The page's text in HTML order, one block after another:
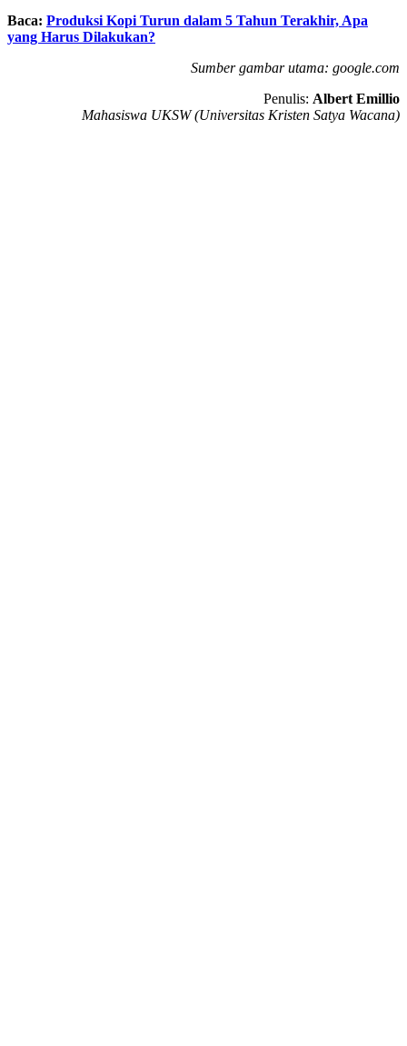
Baca: Produksi Kopi Turun dalam 5 Tahun Terakhir, Apa
yang Harus Dilakukan?
Sumber gambar utama: google.com
Penulis: Albert Emillio
Mahasiswa UKSW (Universitas Kristen Satya Wacana)